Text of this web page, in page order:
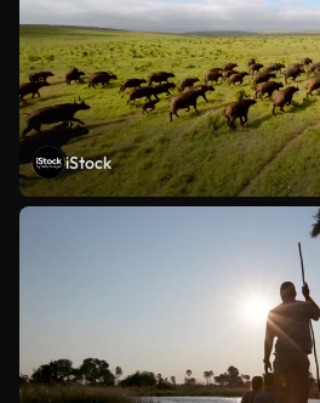
iStock